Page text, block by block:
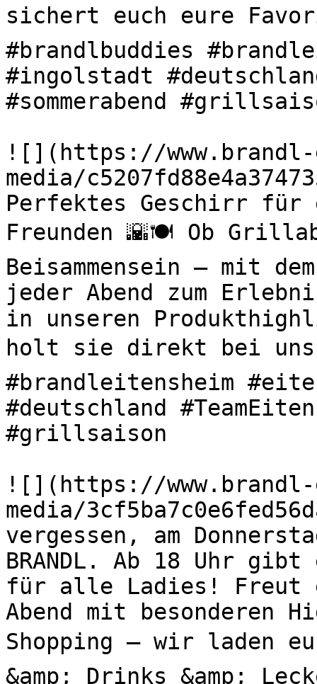
sichert euch eure
#brandlbuddies
#ingolstadt
#sommerabend
![](https://
media/
Perfektes Geschirr für
Freunden 🌇🍽️ Ob
Beisammensein – mit
jeder Abend zum
in unseren
holt sie direkt bei uns
#brandleitensheim
#deutschland
#grillsaison
![](https://
media/
vergessen, am
BRANDL. Ab 18 Uhr
für alle Ladies! Freut
Abend mit besonderen
Shopping – wir laden
&amp; Drinks &amp;